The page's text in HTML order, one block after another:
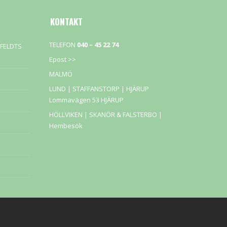
KONTAKT
TELEFON 040 – 45 22 74
Epost >>
MALMÖ
LUND | STAFFANSTORP | HJÄRUP
Lommavägen 53 HJÄRUP
HÖLLVIKEN | SKANÖR & FALSTERBO |
Hembesök